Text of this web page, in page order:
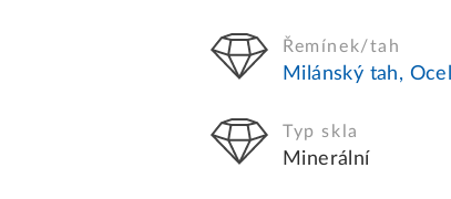
Řemínek/tah
Milánský tah, Ocel
Typ skla
Minerální